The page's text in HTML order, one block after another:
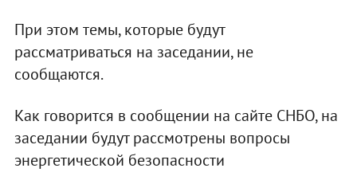
При этом темы, которые будут
рассматриваться на заседании, не
сообщаются.
Как говорится в сообщении на сайте СНБО, на
заседании будут рассмотрены вопросы
энергетической безопасности